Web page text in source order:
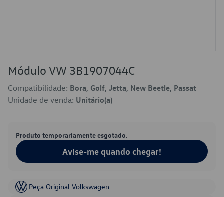
Módulo VW 3B1907044C
Compatibilidade: Bora, Golf, Jetta, New Beetle, Passat
Unidade de venda: Unitário(a)
Produto temporariamente esgotado.
Avise-me quando chegar!
Peça Original Volkswagen